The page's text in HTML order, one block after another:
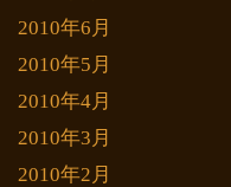
2010年6月
2010年5月
2010年4月
2010年3月
2010年2月